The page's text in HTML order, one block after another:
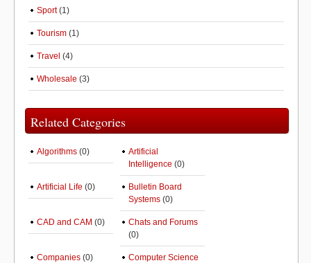
Sport(1)
Tourism (1)
Travel (4)
Wholesale (3)
Related Categories
Algorithms (0)
Artificial
Intelligence (0)
Artificial Life (0)
Bulletin Board
Systems (0)
CAD and CAM (0)
Chats and Forums
(0)
Companies (0)
Computer Science